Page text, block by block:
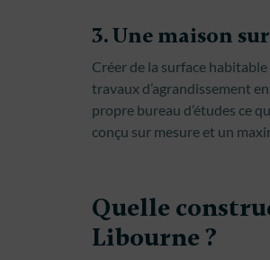
3. Une maison
Créer de la surface
travaux d’agrandissement
propre bureau d’études ce
conçu sur mesure et un
Quelle
Libourne ?